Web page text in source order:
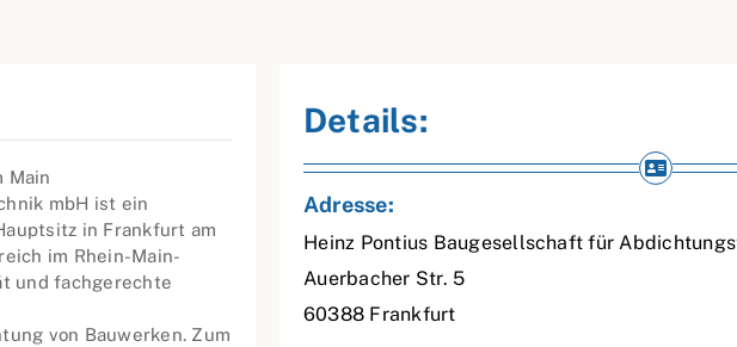
Main
mbH ist ein
in Frankfurt am
im Rhein-Main-
und fachgerechte
von Bauwerken. Zum
Details:
Adresse:
Heinz Pontius Baugesellschaft für
Auerbacher Str. 5
60388 Frankfurt